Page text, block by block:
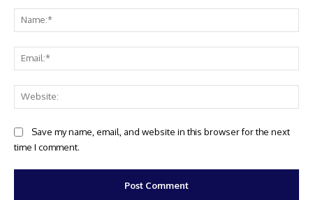
Save my name, email, and website in this browser for the next
time I comment.